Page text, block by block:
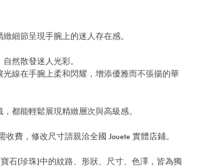
細節呈現手腕上的迷人存在感。
然散發迷人光彩。
線在手腕上柔和閃耀，增添優雅而不張揚的華
都能輕鬆展現精緻層次與高級感。
費，修改尺寸請親洽全國 Jouete 實體店鋪。
石(珍珠)中的紋路、形狀、尺寸、色澤，皆為獨